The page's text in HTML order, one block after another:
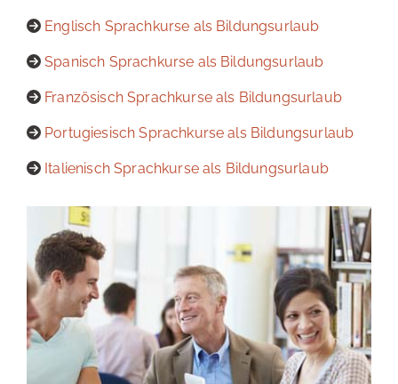
Englisch Sprachkurse als Bildungsurlaub
Spanisch Sprachkurse als Bildungsurlaub
Französisch Sprachkurse als Bildungsurlaub
Portugiesisch Sprachkurse als Bildungsurlaub
Italienisch Sprachkurse als Bildungsurlaub